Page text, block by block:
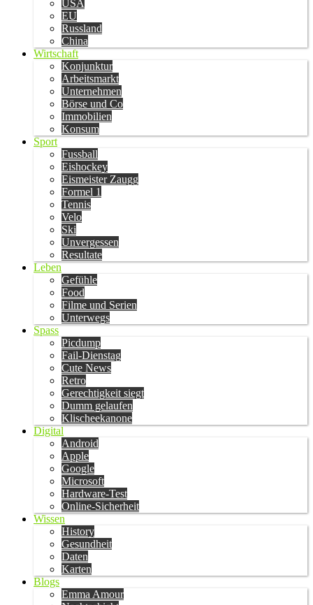
USA
EU
Russland
China
Wirtschaft
Konjunktur
Arbeitsmarkt
Unternehmen
Börse und Co
Immobilien
Konsum
Sport
Fussball
Eishockey
Eismeister Zaugg
Formel 1
Tennis
Velo
Ski
Unvergessen
Resultate
Leben
Gefühle
Food
Filme und Serien
Unterwegs
Spass
Picdump
Fail-Dienstag
Cute News
Retro
Gerechtigkeit siegt
Dumm gelaufen
Klischeekanone
Digital
Android
Apple
Google
Microsoft
Hardware-Test
Online-Sicherheit
Wissen
History
Gesundheit
Daten
Karten
Blogs
Emma Amour